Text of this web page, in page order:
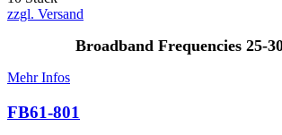
zzgl. Versand
Broadband Frequencies 25-
Mehr Infos
FB61-801